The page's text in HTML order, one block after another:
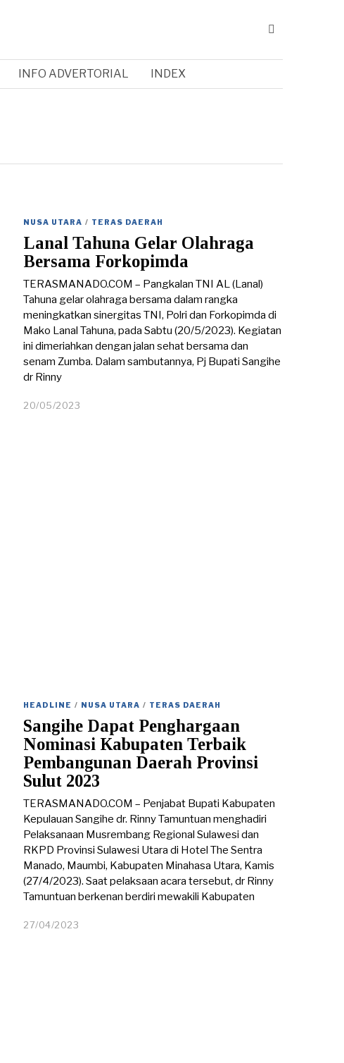
INFO ADVERTORIAL INDEX
NUSA UTARA / TERAS DAERAH
Lanal Tahuna Gelar Olahraga
Bersama Forkopimda
TERASMANADO.COM – Pangkalan TNI AL (Lanal)
Tahuna gelar olahraga bersama dalam rangka
meningkatkan sinergitas TNI, Polri dan Forkopimda di
Mako Lanal Tahuna, pada Sabtu (20/5/2023). Kegiatan
ini dimeriahkan dengan jalan sehat bersama dan
senam Zumba. Dalam sambutannya, Pj Bupati Sangihe
dr Rinny
20/05/2023
HEADLINE / NUSA UTARA / TERAS DAERAH
Sangihe Dapat Penghargaan
Nominasi Kabupaten Terbaik
Pembangunan Daerah Provinsi
Sulut 2023
TERASMANADO.COM – Penjabat Bupati Kabupaten
Kepulauan Sangihe dr. Rinny Tamuntuan menghadiri
Pelaksanaan Musrembang Regional Sulawesi dan
RKPD Provinsi Sulawesi Utara di Hotel The Sentra
Manado, Maumbi, Kabupaten Minahasa Utara, Kamis
(27/4/2023). Saat pelaksaan acara tersebut, dr Rinny
Tamuntuan berkenan berdiri mewakili Kabupaten
27/04/2023